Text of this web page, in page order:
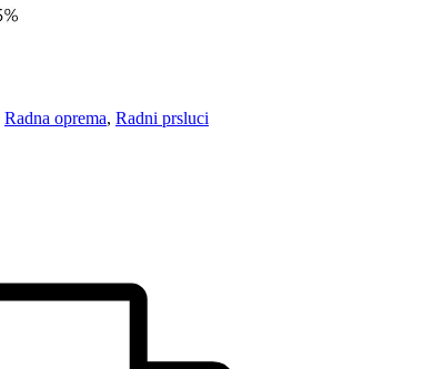
Radna oprema, Radni prsluci